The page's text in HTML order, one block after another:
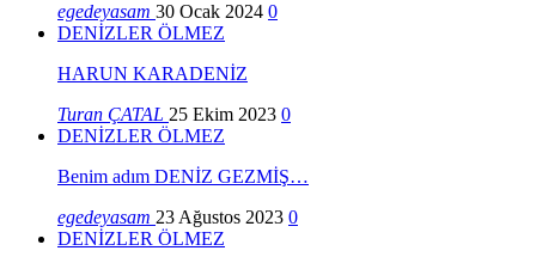
egedeyasam 30 Ocak 2024 0
DENİZLER ÖLMEZ
HARUN KARADENİZ
Turan ÇATAL 25 Ekim 2023 0
DENİZLER ÖLMEZ
Benim adım DENİZ GEZMİŞ…
egedeyasam 23 Ağustos 2023 0
DENİZLER ÖLMEZ